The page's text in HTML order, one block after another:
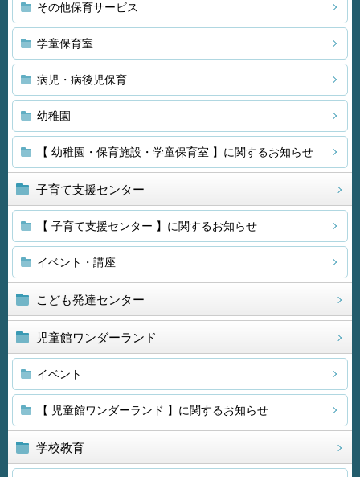
その他保育サービス
学童保育室
病児・病後児保育
幼稚園
【 幼稚園・保育施設・学童保育室 】に関するお知らせ
子育て支援センター
【 子育て支援センター 】に関するお知らせ
イベント・講座
こども発達センター
児童館ワンダーランド
イベント
【 児童館ワンダーランド 】に関するお知らせ
学校教育